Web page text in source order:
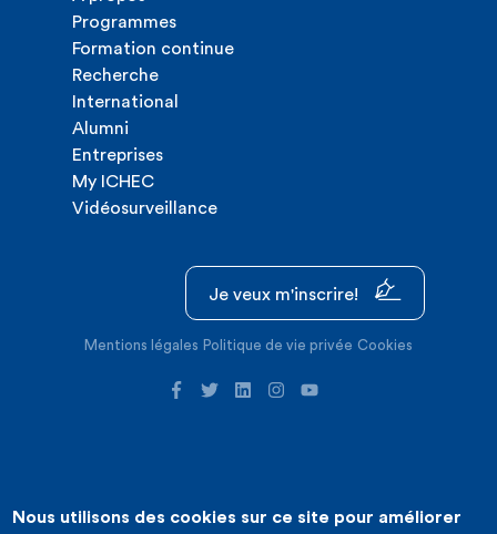
Programmes
Formation continue
Recherche
International
Alumni
Entreprises
My ICHEC
Vidéosurveillance
Je veux m'inscrire!
Mentions légales Politique de vie privée Cookies
©2026 ICHEC |Création de site internet : Expansion
Nous utilisons des cookies sur ce site pour améliorer